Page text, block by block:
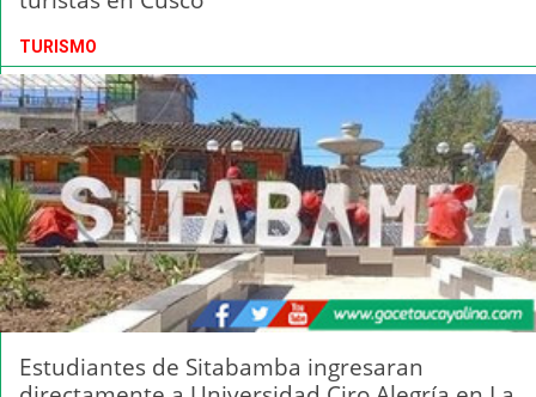
TURISMO
Estudiantes de Sitabamba ingresaran